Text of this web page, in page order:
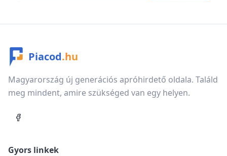
Piacod.hu
Magyarország új generációs apróhirdető oldala. Találd
meg mindent, amire szükséged van egy helyen.
Gyors linkek